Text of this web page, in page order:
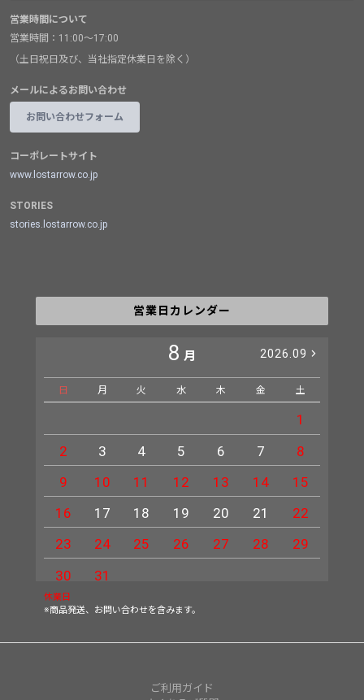
営業時間について
営業時間：11:00～17:00
（土日祝日及び、当社指定休業日を除く）
メールによるお問い合わせ
お問い合わせフォーム
コーポレートサイト
www.lostarrow.co.jp
STORIES
stories.lostarrow.co.jp
営業日カレンダー
8 月 2026.09
日 月 火 水 木 金 土
1
2
3 4 5 6 7
8
9
10 11 12 13 14
15
16
17 18 19 20 21
22
23
24 25 26 27 28
29
30
31
休業日
※商品発送、お問い合わせを含みます。
ご利用ガイド